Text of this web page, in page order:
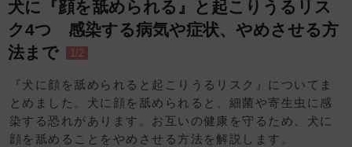
犬に『顔を舐められる』と起こりうるリス
ク4つ 感染する病気や症状、やめさせる方
法まで
1/2
『犬に顔を舐められると起こりうるリスク』についてま
とめました。犬に顔を舐められると、細菌や寄生虫に感
染する恐れがあります。お互いの健康を守るため、犬に
顔を舐めることをやめさせる方法を解説します。